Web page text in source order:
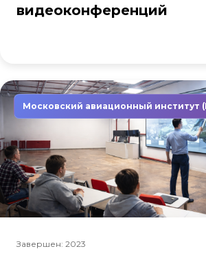
видеоконференций
Московский авиационный институт
Завершен: 2023